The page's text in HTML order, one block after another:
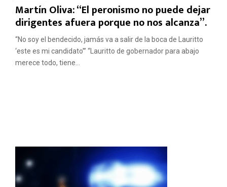
Martín Oliva: “El peronismo no puede dejar
dirigentes afuera porque no nos alcanza”.
“No soy el bendecido, jamás va a salir de la boca de Lauritto
‘este es mi candidato’” “Lauritto de gobernador para abajo
merece todo, tiene...